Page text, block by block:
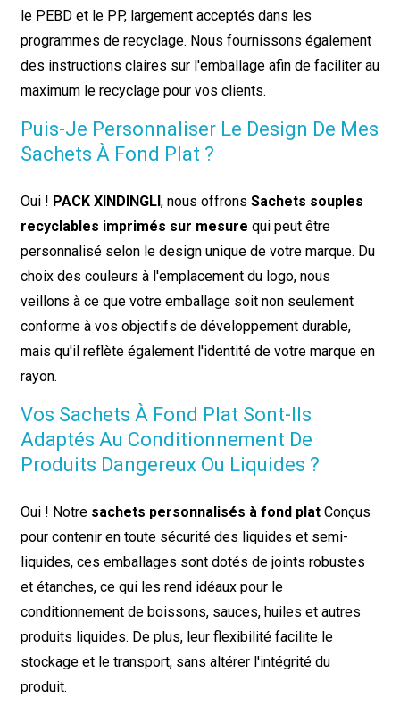
le PEBD et le PP, largement acceptés dans les
programmes de recyclage. Nous fournissons également
des instructions claires sur l'emballage afin de faciliter au
maximum le recyclage pour vos clients.
Puis-Je Personnaliser Le Design De Mes
Sachets À Fond Plat ?
Oui ! PACK XINDINGLI, nous offrons Sachets souples
recyclables imprimés sur mesure qui peut être
personnalisé selon le design unique de votre marque. Du
choix des couleurs à l'emplacement du logo, nous
veillons à ce que votre emballage soit non seulement
conforme à vos objectifs de développement durable,
mais qu'il reflète également l'identité de votre marque en
rayon.
Vos Sachets À Fond Plat Sont-Ils
Adaptés Au Conditionnement De
Produits Dangereux Ou Liquides ?
Oui ! Notre sachets personnalisés à fond platConçus
pour contenir en toute sécurité des liquides et semi-
liquides, ces emballages sont dotés de joints robustes
et étanches, ce qui les rend idéaux pour le
conditionnement de boissons, sauces, huiles et autres
produits liquides. De plus, leur flexibilité facilite le
stockage et le transport, sans altérer l'intégrité du
produit.